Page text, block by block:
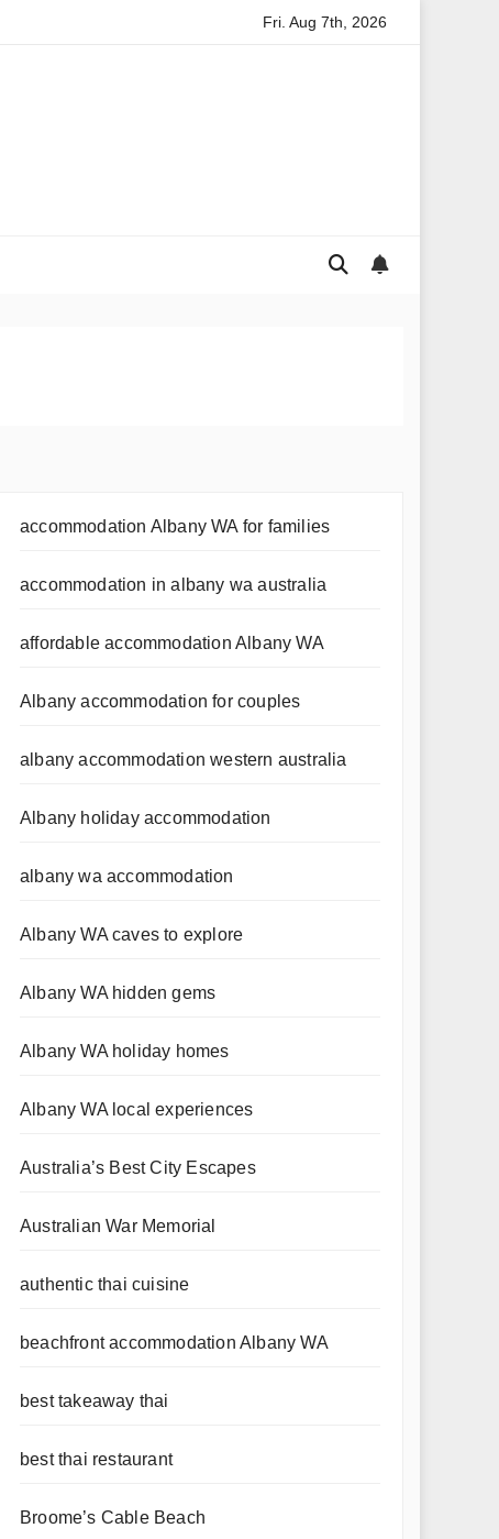
A Local Approach to Rental Application Strategy for
Fri. Aug 7th, 2026
accommodation Albany WA for families
accommodation in albany wa australia
affordable accommodation Albany WA
Albany accommodation for couples
albany accommodation western australia
Albany holiday accommodation
albany wa accommodation
Albany WA caves to explore
Albany WA hidden gems
Albany WA holiday homes
Albany WA local experiences
Australia’s Best City Escapes
Australian War Memorial
authentic thai cuisine
beachfront accommodation Albany WA
best takeaway thai
best thai restaurant
Broome’s Cable Beach